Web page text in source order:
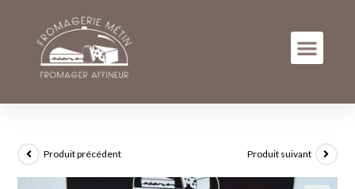
Produit précédent Produit suivant